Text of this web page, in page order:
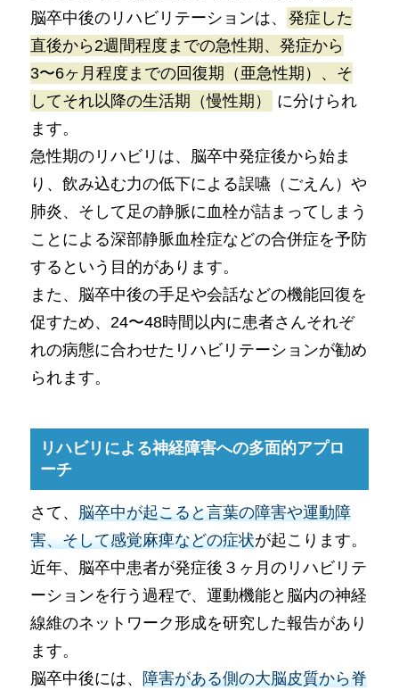
脳卒中後のリハビリテーションは、 発症した
直後から2週間程度までの急性期、発症から
3〜6ヶ月程度までの回復期（亜急性期）、そ
してそれ以降の生活期（慢性期）
に分けられ
ます。
急性期のリハビリは、脳卒中発症後から始ま
り、飲み込む力の低下による誤嚥（ごえん）や
肺炎、そして足の静脈に血栓が詰まってしまう
ことによる深部静脈血栓症などの合併症を予防
するという目的があります。
また、脳卒中後の手足や会話などの機能回復を
促すため、24〜48時間以内に患者さんそれぞ
れの病態に合わせたリハビリテーションが勧め
られます。
リハビリによる神経障害への多面的アプロ
ーチ
さて、脳卒中が起こると言葉の障害や運動障
害、そして感覚麻痺などの症状が起こります。
近年、脳卒中患者が発症後３ヶ月のリハビリテ
ーションを行う過程で、運動機能と脳内の神経
線維のネットワーク形成を研究した報告があり
ます。
脳卒中後には、障害がある側の大脳皮質から脊